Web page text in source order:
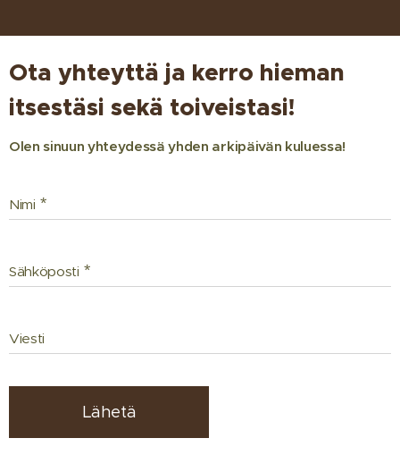
Ota yhteyttä ja kerro hieman
itsestäsi sekä toiveistasi!
Olen sinuun yhteydessä yhden arkipäivän kuluessa!
Nimi
Sähköposti
Viesti
Lähetä